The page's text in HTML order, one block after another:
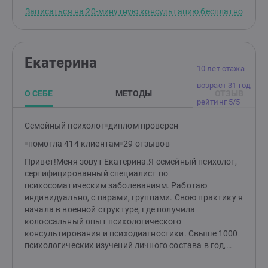
поддержка, понимание, принятие, осознание.
Записаться на 20-минутную консультацию бесплатно
10 лет стажа
возраст 31 год
рейтинг 5/5
Екатерина
О СЕБЕ МЕТОДЫ
Семейный психолог диплом проверен
помогла 414 клиентам 29 отзывов
Привет!Меня зовут Екатерина.Я семейный психолог,
сертифицированный специалист по
психосоматическим заболеваниям. Работаю
индивидуально, с парами, группами. Свою практику я
начала в военной структуре, где получила
колоссальный опыт психологического
консультирования и психодиагностики. Свыше 1000
психологических изучений личного состава в год,